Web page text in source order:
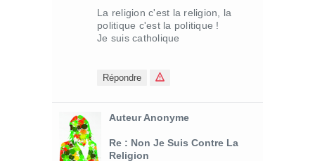
La religion c'est la religion, la
politique c'est la politique !
Je suis catholique
Répondre
Auteur Anonyme
Re : Non Je Suis Contre La
Religion